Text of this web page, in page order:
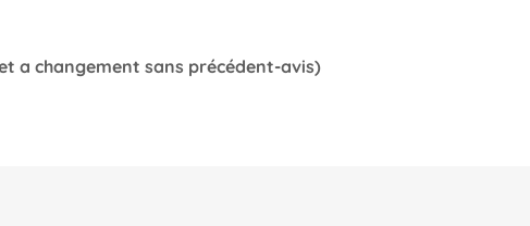
a changement sans précédent-avis)